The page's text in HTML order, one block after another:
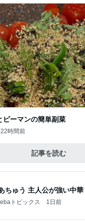
ピーマンの簡単副菜
22時間前
記事を読む
ちゅう 主人公が強い中
トピックス 1日前